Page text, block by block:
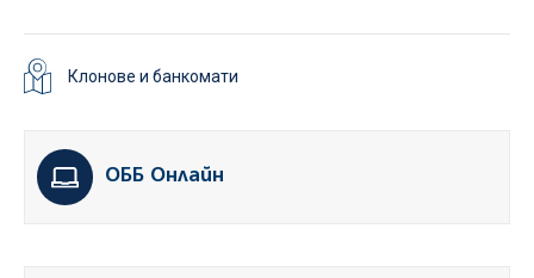
Клонове и банкомати
ОББ Онлайн